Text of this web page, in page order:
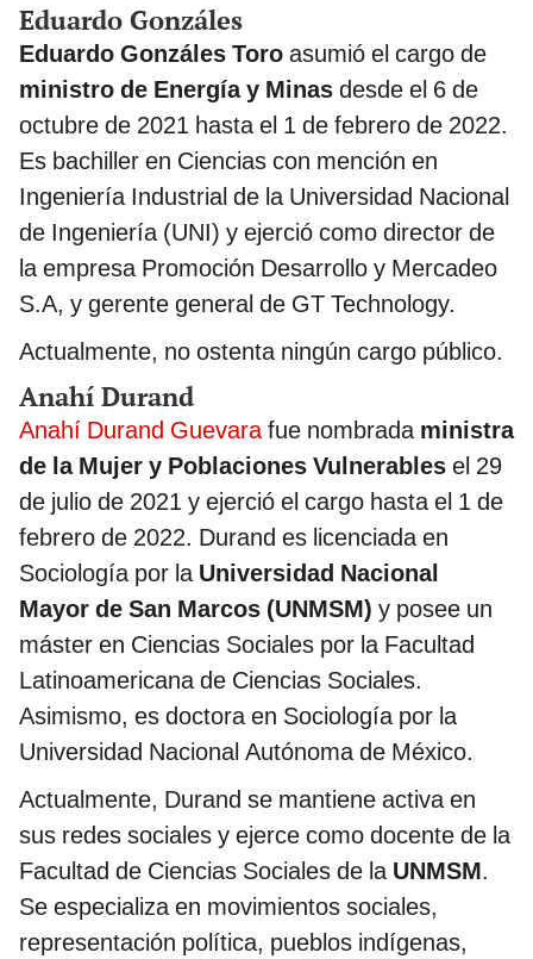
Eduardo Gonzáles
Eduardo Gonzáles Toro asumió el cargo de
ministro de Energía y Minas desde el 6 de
octubre de 2021 hasta el 1 de febrero de 2022.
Es bachiller en Ciencias con mención en
Ingeniería Industrial de la Universidad Nacional
de Ingeniería (UNI) y ejerció como director de
la empresa Promoción Desarrollo y Mercadeo
S.A, y gerente general de GT Technology.
Actualmente, no ostenta ningún cargo público.
Anahí Durand
Anahí Durand Guevarafue nombrada ministra
de la Mujer y Poblaciones Vulnerables el 29
de julio de 2021 y ejerció el cargo hasta el 1 de
febrero de 2022. Durand es licenciada en
Sociología por la Universidad Nacional
Mayor de San Marcos (UNMSM) y posee un
máster en Ciencias Sociales por la Facultad
Latinoamericana de Ciencias Sociales.
Asimismo, es doctora en Sociología por la
Universidad Nacional Autónoma de México.
Actualmente, Durand se mantiene activa en
sus redes sociales y ejerce como docente de la
Facultad de Ciencias Sociales de la UNMSM.
Se especializa en movimientos sociales,
representación política, pueblos indígenas,